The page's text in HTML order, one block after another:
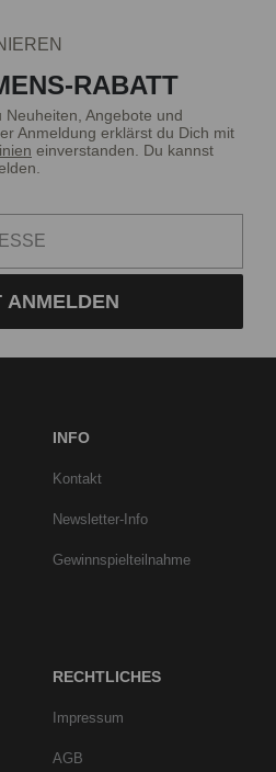
RABATT
Angebote und
Anmeldung erklärst du Dich mit
einverstanden. Du kannst
ANMELDEN
INFO
Kontakt
Newsletter-Info
Gewinnspielteilnahme
RECHTLICHES
Impressum
AGB